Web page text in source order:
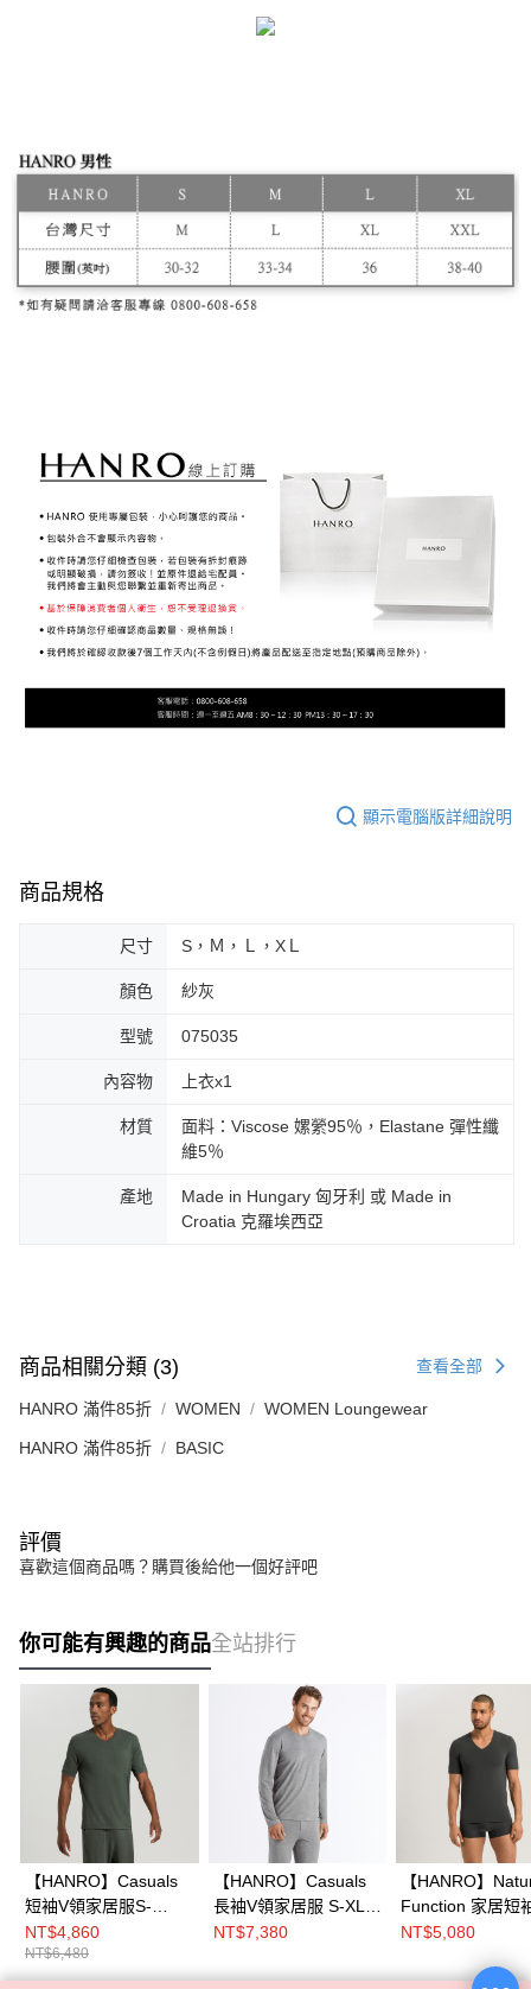
顯示電腦版詳細說明
商品規格
尺寸 S，Ｍ，Ｌ，XＬ
顏色 紗灰
型號 075035
內容物 上衣x1
材質
面料：Viscose 嫘縈95％，Elastane 彈性纖
維5％
產地
Made in Hungary 匈牙利 或 Made in
Croatia 克羅埃西亞
商品相關分類 (3) 查看全部
HANRO 滿件85折 WOMEN WOMEN Loungewear
HANRO 滿件85折 BASIC
評價
喜歡這個商品嗎？購買後給他一個好評吧
你可能有興趣的商品全站排行
【HANRO】Casuals
短袖V領家居服S-
XL(綠灰)
NT$4,860
NT$6,480
【HANRO】Casuals
長袖V領家居服 S-XL
(紗灰)
NT$7,380
【HANRO】
Function 家居短
(暗夜灰)
NT$5,080